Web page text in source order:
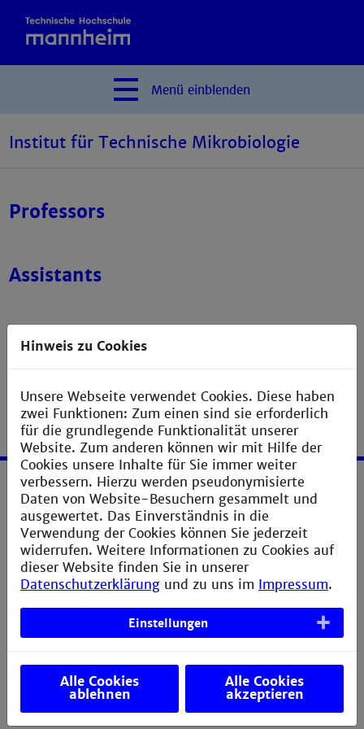
Menü einblenden
Institut für Technische Mikrobiologie
Professors
Assistants
Research Scientists
Service
Impressum
Erklärung zur Barrierefreiheit
Datenschutzerklärung
Verbesserungsvorschlag melden
Hinweis zu Cookies
Unsere Webseite verwendet Cookies. Diese haben
zwei Funktionen: Zum einen sind sie erforderlich
für die grundlegende Funktionalität unserer
Website. Zum anderen können wir mit Hilfe der
Cookies unsere Inhalte für Sie immer weiter
verbessern. Hierzu werden pseudonymisierte
Daten von Website-Besuchern gesammelt und
ausgewertet. Das Einverständnis in die
Verwendung der Cookies können Sie jederzeit
widerrufen. Weitere Informationen zu Cookies auf
dieser Website finden Sie in unserer
Datenschutzerklärung und zu uns im Impressum.
Einstellungen
Alle Cookies
ablehnen
Alle Cookies
akzeptieren